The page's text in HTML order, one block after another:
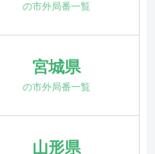
の市外局番一覧
宮城県
の市外局番一覧
山形県